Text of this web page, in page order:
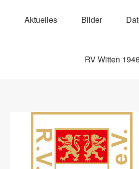
Aktuelles Bilder
RV Witten